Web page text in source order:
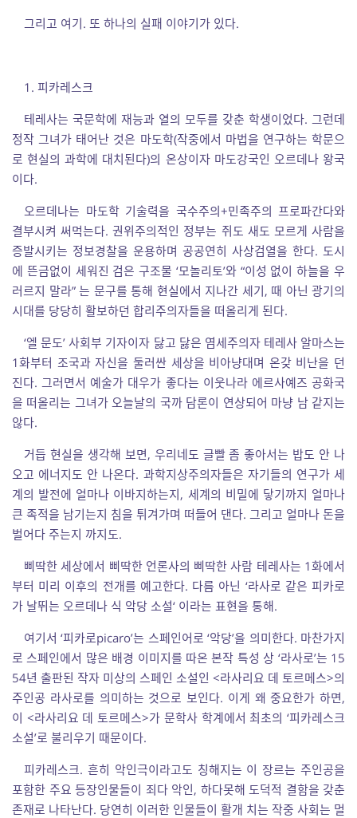
그리고 여기. 또 하나의 실패 이야기가 있다.
1. 피카레스크
테레사는 국문학에 재능과 열의 모두를 갖춘 학생이었다. 그런데
정작 그녀가 태어난 것은 마도학(작중에서 마법을 연구하는 학문으
로 현실의 과학에 대치된다)의 온상이자 마도강국인 오르데나 왕국
이다.
오르데나는 마도학 기술력을 국수주의+민족주의 프로파간다와
결부시켜 써먹는다. 권위주의적인 정부는 쥐도 새도 모르게 사람을
증발시키는 정보경찰을 운용하며 공공연히 사상검열을 한다. 도시
에 뜬금없이 세워진 검은 구조물 ‘모놀리토’와 “이성 없이 하늘을 우
러르지 말라” 는 문구를 통해 현실에서 지나간 세기, 때 아닌 광기의
시대를 당당히 활보하던 합리주의자들을 떠올리게 된다.
‘엘 문도’ 사회부 기자이자 닳고 닳은 염세주의자 테레사 알마스는
1화부터 조국과 자신을 둘러싼 세상을 비아냥대며 온갖 비난을 던
진다. 그러면서 예술가 대우가 좋다는 이웃나라 에르사예즈 공화국
을 떠올리는 그녀가 오늘날의 국까 담론이 연상되어 마냥 남 같지는
않다.
거듭 현실을 생각해 보면, 우리네도 글빨 좀 좋아서는 밥도 안 나
오고 에너지도 안 나온다. 과학지상주의자들은 자기들의 연구가 세
계의 발전에 얼마나 이바지하는지, 세계의 비밀에 닿기까지 얼마나
큰 족적을 남기는지 침을 튀겨가며 떠들어 댄다. 그리고 얼마나 돈을
벌어다 주는지 까지도.
삐딱한 세상에서 삐딱한 언론사의 삐딱한 사람 테레사는 1화에서
부터 미리 이후의 전개를 예고한다. 다름 아닌 ‘라사로 같은 피카로
가 날뛰는 오르데나 식 악당 소설‘ 이라는 표현을 통해.
여기서 ‘피카로picaro’는 스페인어로 ‘악당’을 의미한다. 마찬가지
로 스페인에서 많은 배경 이미지를 따온 본작 특성 상 ‘라사로’는 15
54년 출판된 작자 미상의 스페인 소설인 <라사리요 데 토르메스>의
주인공 라사로를 의미하는 것으로 보인다. 이게 왜 중요한가 하면,
이 <라사리요 데 토르메스>가 문학사 학계에서 최초의 ‘피카레스크
소설’로 불리우기 때문이다.
피카레스크. 흔히 악인극이라고도 칭해지는 이 장르는 주인공을
포함한 주요 등장인물들이 죄다 악인, 하다못해 도덕적 결함을 갖춘
존재로 나타난다. 당연히 이러한 인물들이 활개 치는 작중 사회는 멀